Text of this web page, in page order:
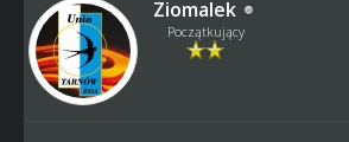
Ziomalek
Początkujący